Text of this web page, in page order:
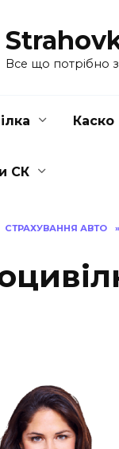
Все що потрібно
Каско
СК
СТРАХУВАННЯ АВТО »